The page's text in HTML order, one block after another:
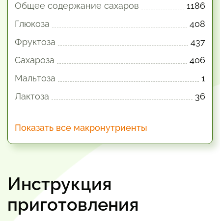
Общее содержание сахаров
1186
Глюкоза
408
Фруктоза
437
Сахароза
406
Мальтоза
1
Лактоза
36
Показать все макронутриенты
Инструкция
приготовления